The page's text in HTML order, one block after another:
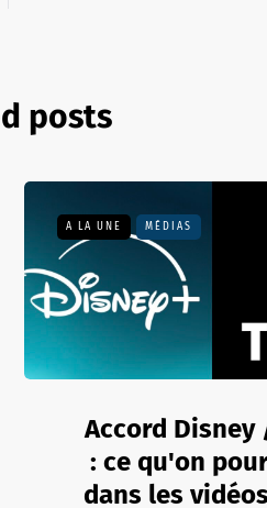
posts
A LA UNE MÉDIAS
Accord Disney
: ce qu'on
dans les